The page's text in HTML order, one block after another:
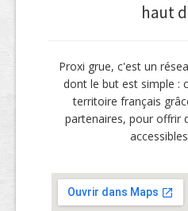
haut
Proxi grue, c'est un
dont le but est simple :
territoire français
partenaires, pour offrir